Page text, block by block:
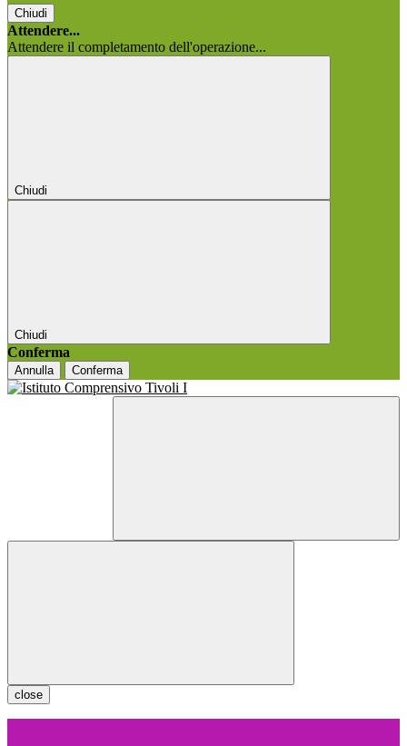
Chiudi
Attendere...
Attendere il completamento dell'operazione...
Chiudi
Chiudi
Conferma
Annulla Conferma
close